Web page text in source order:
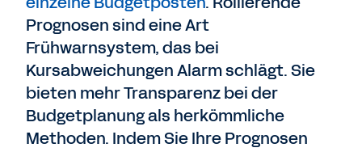
Prognosen sind eine Art
Frühwarnsystem, das bei
Kursabweichungen Alarm schlägt. Sie
bieten mehr Transparenz bei der
Budgetplanung als herkömmliche
Methoden. Indem Sie Ihre Prognosen